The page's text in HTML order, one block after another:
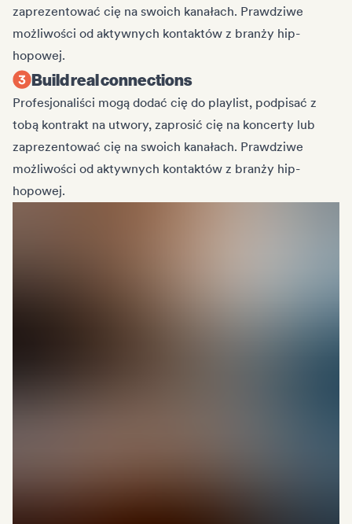
zaprezentować cię na swoich kanałach. Prawdziwe
możliwości od aktywnych kontaktów z branży hip-
hopowej.
Build real connections
Profesjonaliści mogą dodać cię do playlist, podpisać z
tobą kontrakt na utwory, zaprosić cię na koncerty lub
zaprezentować cię na swoich kanałach. Prawdziwe
możliwości od aktywnych kontaktów z branży hip-
hopowej.